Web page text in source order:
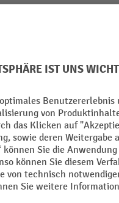
Aluminiumschiene an
Nut
2 Varianten
DURABLE Bodenständer
Zur Präsentation von